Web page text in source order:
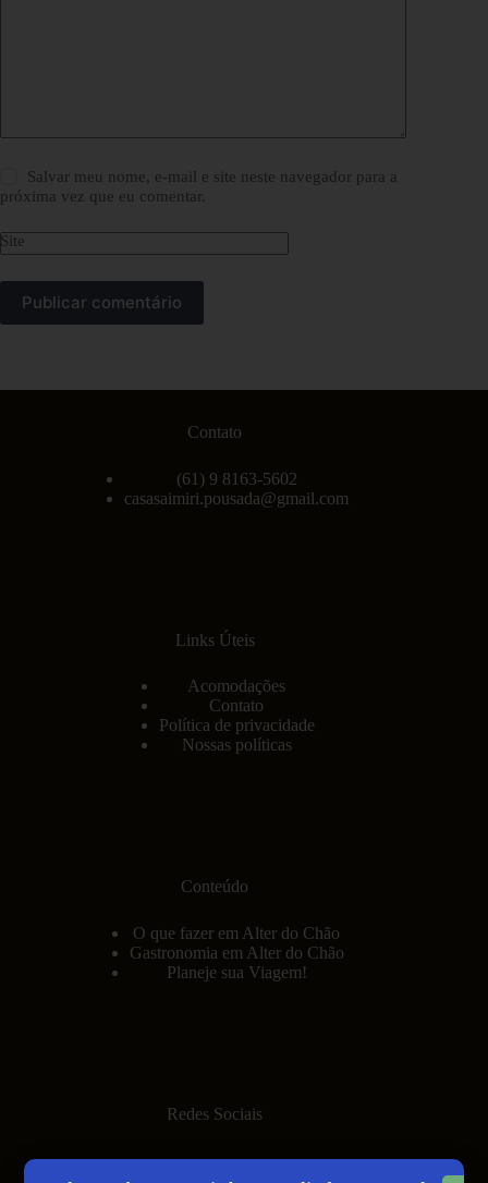
Salvar meu nome, e-mail e site neste navegador para a
próxima vez que eu comentar.
Site
Publicar comentário
Contato
(61) 9 8163-5602
casasaimiri.pousada@gmail.com
Links Úteis
Acomodações
Contato
Política de privacidade
Nossas políticas
Conteúdo
O que fazer em Alter do Chão
Gastronomia em Alter do Chão
Planeje sua Viagem!
Redes Sociais